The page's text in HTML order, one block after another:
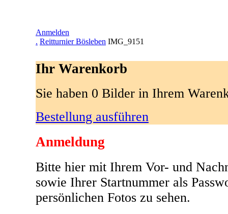
Anmelden
. Reitturnier Bösleben IMG_9151
Ihr Warenkorb
Sie haben 0 Bilder in Ihrem
Bestellung ausführen
Anmeldung
Bitte hier mit Ihrem Vor- und
sowie Ihrer Startnummer als
persönlichen Fotos zu sehen.